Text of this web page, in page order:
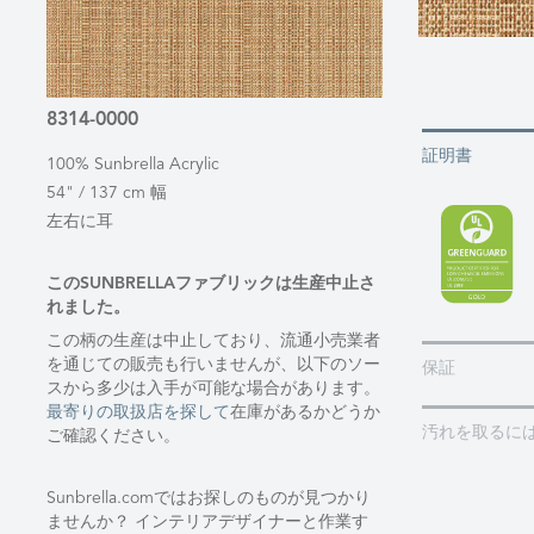
8314-0000
100% Sunbrella Acrylic
54" / 137 cm 幅
左右に耳
このSUNBRELLAファブリックは生産中止さ
れました。
この柄の生産は中止しており、流通小売業者
を通じての販売も行いませんが、以下のソー
スから多少は入手が可能な場合があります。
最寄りの取扱店を探して在庫があるかどうか
ご確認ください。
Sunbrella.comではお探しのものが見つかり
ませんか？ インテリアデザイナーと作業す
証明書
保証
汚れを取るに